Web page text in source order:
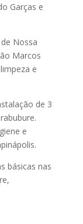
Garças e
Nossa
Marcos
e
de 3
e
básicas nas